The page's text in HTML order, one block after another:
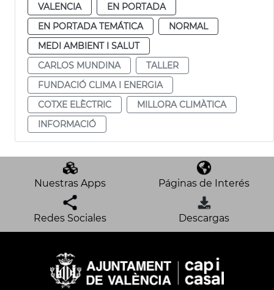
VALENCIA
EN PORTADA
EN PORTADA TEMÁTICA
NORMAL
MEDI AMBIENT I SALUT
CARLOS MUNDINA
TALLER
FUNDACIÓ CLIMA I ENERGIA
COTXE ELÈCTRIC
MILLORA CLIMÀTICA
INFORMACIÓ
Nuestras Apps Páginas de Interés
Redes Sociales Descargas